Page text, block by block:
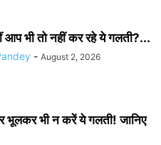
आप भी तो नहीं कर रहे ये गलती?...
- August 2, 2026
भूलकर भी न करें ये गलती! जानिए